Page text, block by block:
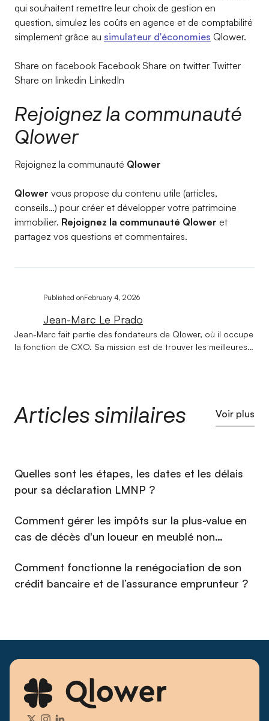
qui souhaitent remettre leur choix de gestion en
question, simulez les coûts en agence et de comptabilité
simplement grâce au simulateur d'économies Qlower.
Share on facebook Facebook Share on twitter Twitter
Share on linkedin LinkedIn
Rejoignez la communauté
Qlower
Rejoignez la communauté Qlower
Qlower vous propose du contenu utile (articles,
conseils…) pour créer et développer votre patrimoine
immobilier. Rejoignez la communauté Qlower et
partagez vos questions et commentaires.
Published onFebruary 4, 2026
Jean-Marc Le Prado
Jean-Marc fait partie des fondateurs de Qlower, où il occupe
la fonction de CXO. Sa mission est de trouver les meilleures
au Crédit Lyonnais puis au CCF (devenu HSBC) où Il a
occupé des fonctions variées : Gestionnaire de Patrimoine,
accompagné un millier d’investissements au cours de ces 20
dernières années.
Articles similaires Voir plus
⁠Quelles sont les étapes, les dates et les délais
pour sa déclaration LMNP ?
Comment gérer les impôts sur la plus-value en
cas de décès d'un loueur en meublé non
Comment fonctionne la renégociation de son
crédit bancaire et de l’assurance emprunteur ?